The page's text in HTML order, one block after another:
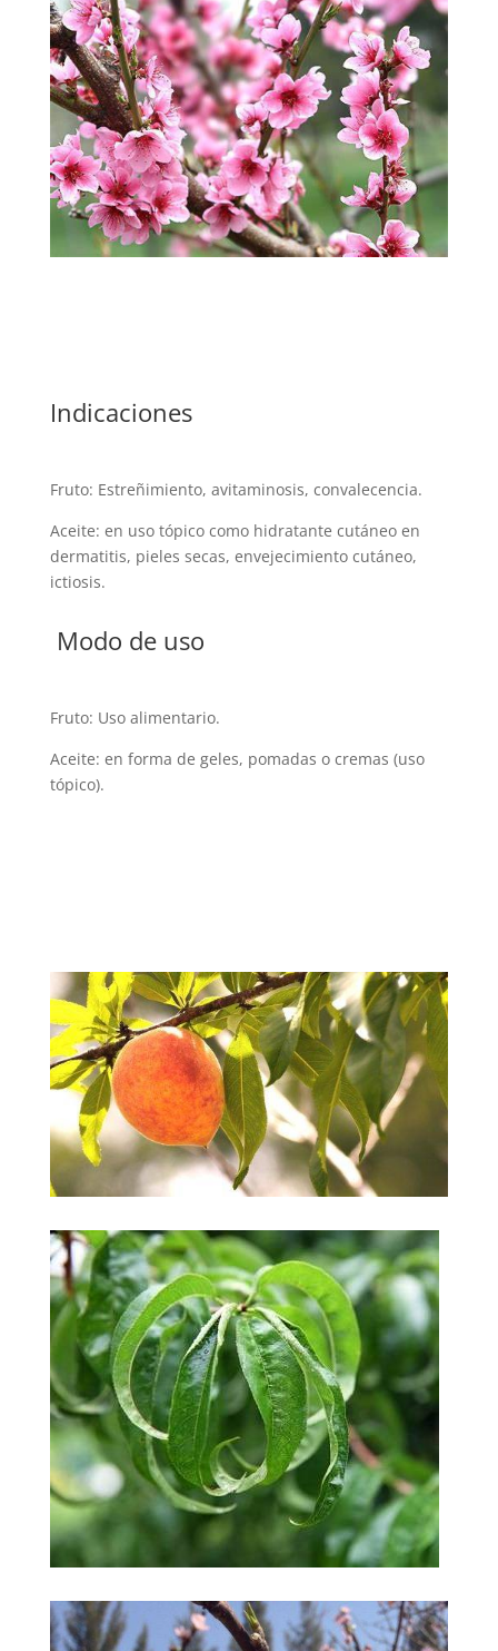
Indicaciones
Fruto: Estreñimiento, avitaminosis, convalecencia.
Aceite: en uso tópico como hidratante cutáneo en
dermatitis, pieles secas, envejecimiento cutáneo,
ictiosis.
Modo de uso
Fruto: Uso alimentario.
Aceite: en forma de geles, pomadas o cremas (uso
tópico).